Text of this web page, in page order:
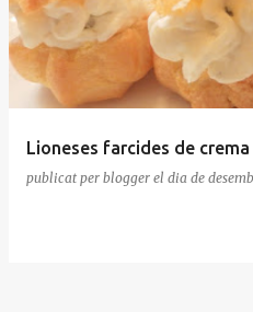
r
a
Lioneses farcides de
publicat per blogger el dia de